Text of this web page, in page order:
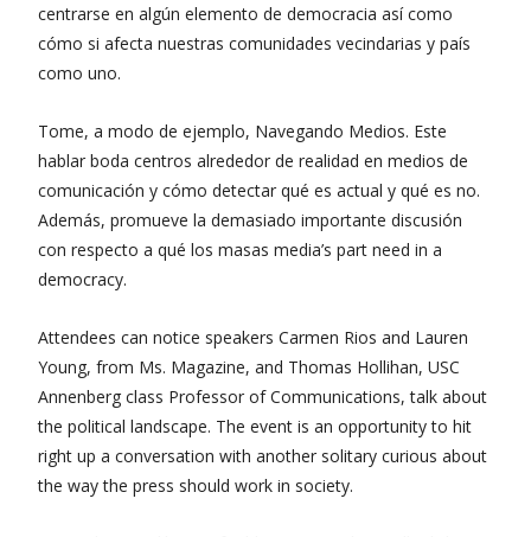
centrarse en algún elemento de democracia así como
cómo si afecta nuestras comunidades vecindarias y país
como uno.
Tome, a modo de ejemplo, Navegando Medios. Este
hablar boda centros alrededor de realidad en medios de
comunicación y cómo detectar qué es actual y qué es no.
Además, promueve la demasiado importante discusión
con respecto a qué los masas media’s part need in a
democracy.
Attendees can notice speakers Carmen Rios and Lauren
Young, from Ms. Magazine, and Thomas Hollihan, USC
Annenberg class Professor of Communications, talk about
the political landscape. The event is an opportunity to hit
right up a conversation with another solitary curious about
the way the press should work in society.